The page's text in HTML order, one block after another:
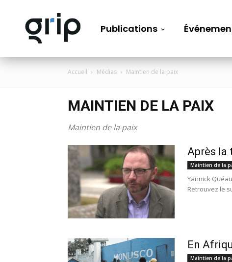
Publications
Accueil Médias Maintien de la paix
MAINTIEN DE LA PAIX
Maintien de la paix
Après la
Maintien de la
Yannick
Retrouvez le
En
Maintien de la